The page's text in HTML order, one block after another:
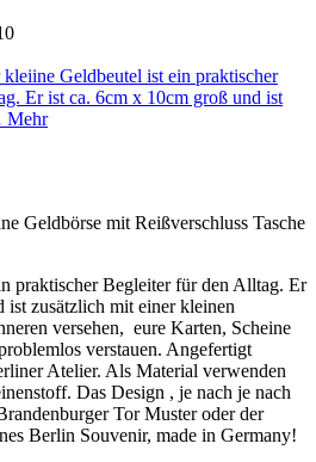
kleiine Geldbeutel ist ein praktischer
Er ist ca. 6cm x 10cm groß und ist
Mehr
Geldbörse mit Reißverschluss Tasche
praktischer Begleiter für den Alltag. Er
ist zusätzlich mit einer kleinen
versehen, eure Karten, Scheine
verstauen. Angefertigt
Atelier. Als Material verwenden
Das Design , je nach je nach
Tor Muster oder der
Berlin Souvenir, made in Germany!